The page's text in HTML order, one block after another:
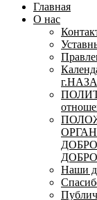
Главная
О нас
Наши